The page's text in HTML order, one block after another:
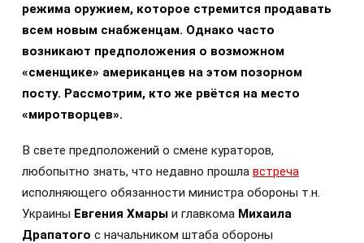
режима оружием, которое стремится продавать
всем новым снабженцам. Однако часто
возникают предположения о возможном
«сменщике» американцев на этом позорном
посту. Рассмотрим, кто же рвётся на место
«миротворцев».
В свете предположений о смене кураторов,
любопытно знать, что недавно прошла встреча
исполняющего обязанности министра обороны т.н.
Украины Евгения Хмары и главкома Михаила
Драпатого с начальником штаба обороны